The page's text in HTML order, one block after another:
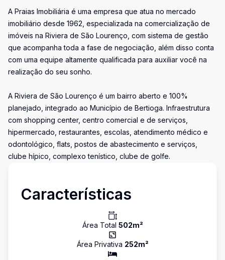
A Praias Imobiliária é uma empresa que atua no mercado
imobiliário desde 1962, especializada na comercialização de
imóveis na Riviera de São Lourenço, com sistema de gestão
que acompanha toda a fase de negociação, além disso conta
com uma equipe altamente qualificada para auxiliar você na
realização do seu sonho.
A Riviera de São Lourenço é um bairro aberto e 100%
planejado, integrado ao Município de Bertioga. Infraestrutura
com shopping center, centro comercial e de serviços,
hipermercado, restaurantes, escolas, atendimento médico e
odontológico, flats, postos de abastecimento e serviços,
clube hípico, complexo tenístico, clube de golfe.
Características
Área Total 502m²
Área Privativa 252m²